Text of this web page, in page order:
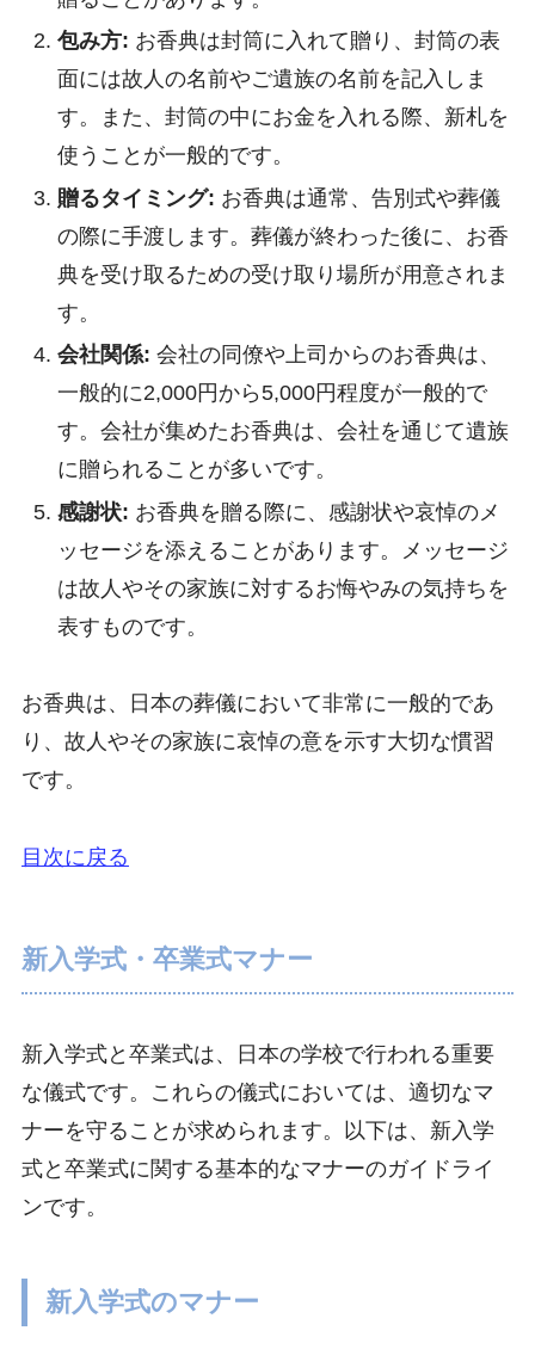
包み方: お香典は封筒に入れて贈り、封筒の表
面には故人の名前やご遺族の名前を記入しま
す。また、封筒の中にお金を入れる際、新札を
使うことが一般的です。
贈るタイミング: お香典は通常、告別式や葬儀
の際に手渡します。葬儀が終わった後に、お香
典を受け取るための受け取り場所が用意されま
す。
会社関係: 会社の同僚や上司からのお香典は、
一般的に2,000円から5,000円程度が一般的で
す。会社が集めたお香典は、会社を通じて遺族
に贈られることが多いです。
感謝状: お香典を贈る際に、感謝状や哀悼のメ
ッセージを添えることがあります。メッセージ
は故人やその家族に対するお悔やみの気持ちを
表すものです。
お香典は、日本の葬儀において非常に一般的であ
り、故人やその家族に哀悼の意を示す大切な慣習
です。
目次に戻る
新入学式・卒業式マナー
新入学式と卒業式は、日本の学校で行われる重要
な儀式です。これらの儀式においては、適切なマ
ナーを守ることが求められます。以下は、新入学
式と卒業式に関する基本的なマナーのガイドライ
ンです。
新入学式のマナー